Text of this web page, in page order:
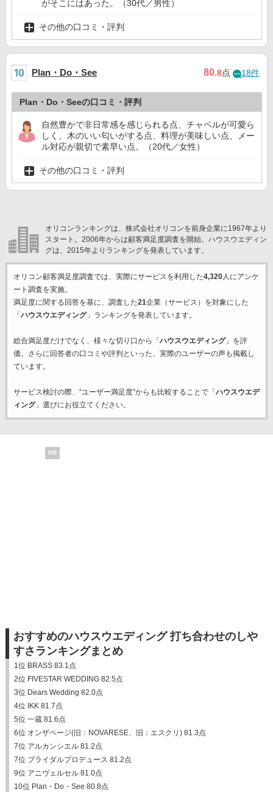
がそこにはあった。（30代／男性）
その他の口コミ・評判
Plan・Do・See 80.8点 18件
Plan・Do・Seeの口コミ・評判
自然豊かで非日常感を感じられる点、チャペルが可愛ら
しく、木のいい匂いがする点、料理が美味しい点、メー
ル対応が親切で素早い点。（20代／女性）
その他の口コミ・評判
オリコンランキングは、株式会社オリコンを前身企業に1967年より
スタート。2006年からは顧客満足度調査を開始。ハウスウエディン
グは、2015年よりランキングを発表しています。
オリコン顧客満足度調査では、実際にサービスを利用した4,320人にアンケ
ート調査を実施。
満足度に関する回答を基に、調査した21企業（サービス）を対象にした
「 ハウスウエディング」ランキングを発表しています。
総合満足度だけでなく、様々な切り口から「 ハウスウエディング」を評
価。さらに回答者の口コミや評判といった、実際のユーザーの声も掲載し
ています。
サービス検討の際、“ユーザー満足度”からも比較することで「 ハウスウエデ
ィング」選びにお役立てください。
PR
おすすめのハウスウエディング 打ち合わせのしや
すさランキングまとめ
1位 BRASS 83.1点
2位 FIVESTAR WEDDING 82.5点
3位 Dears Wedding 82.0点
4位 IKK 81.7点
5位 一蔵 81.6点
6位 オンザページ(旧：NOVARESE、旧：エスクリ) 81.3点
7位 アルカンシエル 81.2点
7位 ブライダルプロデュース 81.2点
9位 アニヴェルセル 81.0点
10位 Plan・Do・See 80.8点